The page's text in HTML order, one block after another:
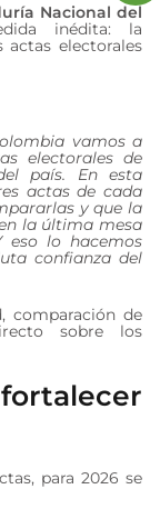
Nacional del
inédita: la
electorales
vamos a
electorales de
país. En esta
actas de cada
y que la
la última mesa
eso lo hacemos
confianza del
comparación de
sobre los
para 2026 se